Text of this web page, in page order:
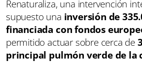
Renaturaliza, una intervención
supuesto una inversión de
financiada con fondos
permitido actuar sobre cerca de
principal pulmón verde de la